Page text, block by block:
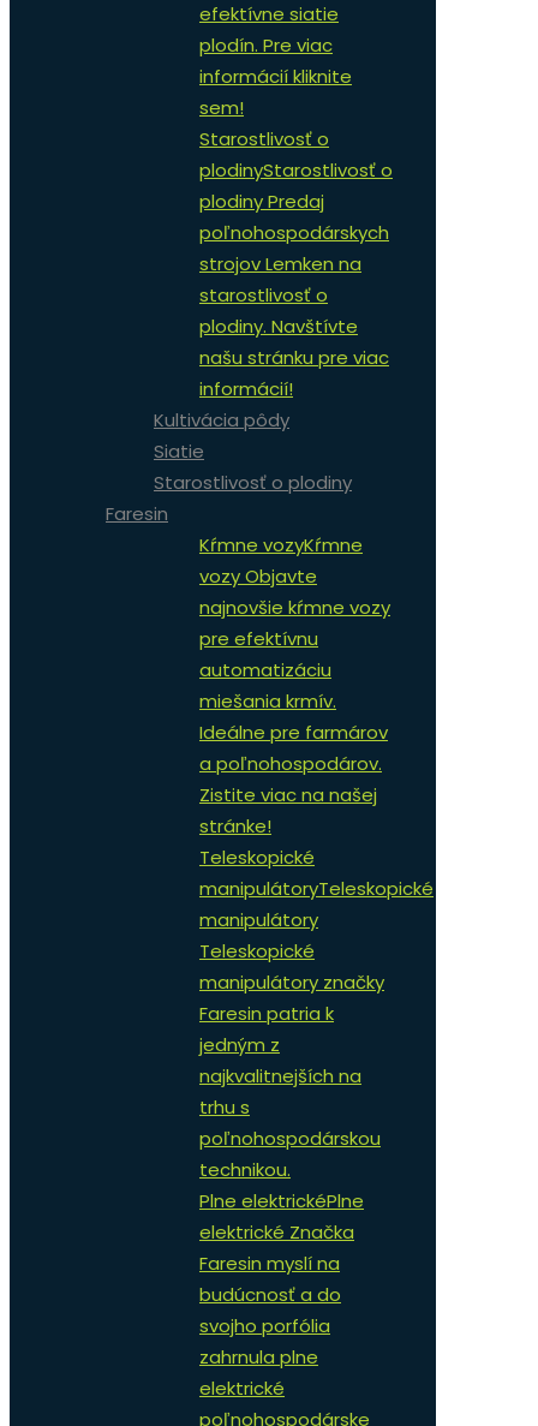
efektívne siatie
plodín. Pre viac
informácií kliknite
sem!
Starostlivosť o
plodinyStarostlivosť o
plodiny Predaj
poľnohospodárskych
strojov Lemken na
starostlivosť o
plodiny. Navštívte
našu stránku pre viac
informácií!
Kultivácia pôdy
Siatie
Starostlivosť o plodiny
Faresin
Kŕmne vozyKŕmne
vozy Objavte
najnovšie kŕmne vozy
pre efektívnu
automatizáciu
miešania krmív.
Ideálne pre farmárov
a poľnohospodárov.
Zistite viac na našej
stránke!
Teleskopické
manipulátoryTeleskopické
manipulátory
Teleskopické
manipulátory značky
Faresin patria k
jedným z
najkvalitnejších na
trhu s
poľnohospodárskou
technikou.
Plne elektrickéPlne
elektrické Značka
Faresin myslí na
budúcnosť a do
svojho porfólia
zahrnula plne
elektrické
poľnohospodárske